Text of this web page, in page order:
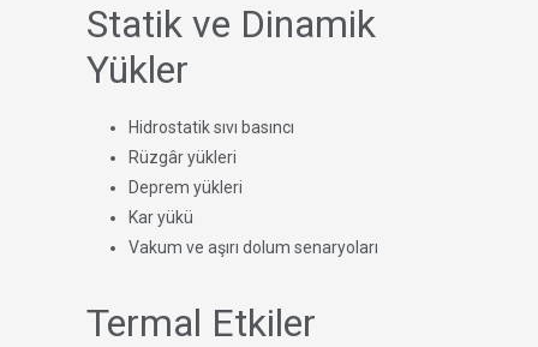
Statik ve Dinamik
Yükler
Hidrostatik sıvı basıncı
Rüzgâr yükleri
Deprem yükleri
Kar yükü
Vakum ve aşırı dolum senaryoları
Termal Etkiler